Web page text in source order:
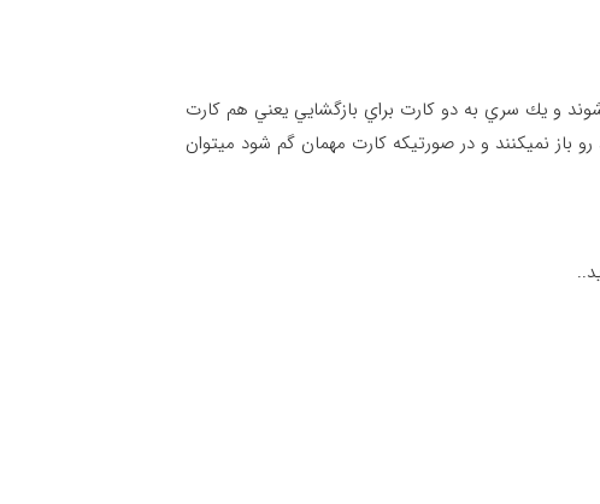
و يك سري به دو كارت براي بازگشايي يعني هم كارت
نميكنند و در صورتيكه كارت مهمان گم شود ميتوان